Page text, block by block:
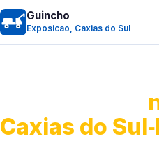
Guincho
Exposicao, Caxias do Sul
Caxias do